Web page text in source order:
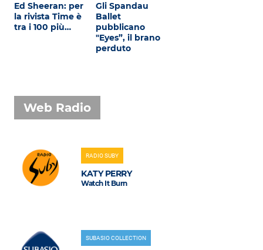
Ed Sheeran: per
la rivista Time è
tra i 100 più…
Gli Spandau
Ballet
pubblicano
"Eyes”, il brano
perduto
Web Radio
RADIO SUBY
KATY PERRY
Watch It Burn
SUBASIO COLLECTION